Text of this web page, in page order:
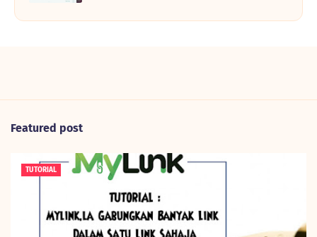
Featured post
TUTORIAL